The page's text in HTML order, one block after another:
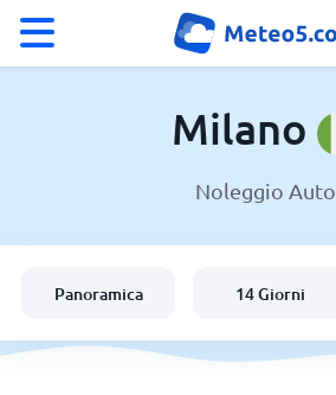
Svizzera
Milano
Noleggio Auto
Panoramica 14 Giorni